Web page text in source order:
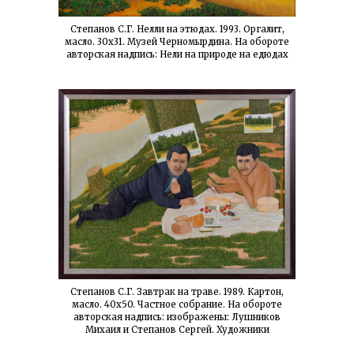
Степанов С.Г. Нелли на этюдах. 1993. Оргалит,
масло. 30х31. Музей Черномырдина. На обороте
авторская надпись: Нели на природе на едюдах
Степанов С.Г. Завтрак на траве. 1989. Картон,
масло. 40х50. Частное собрание. На обороте
авторская надпись: изображены: Лушников
Михаил и Степанов Сергей. Художники